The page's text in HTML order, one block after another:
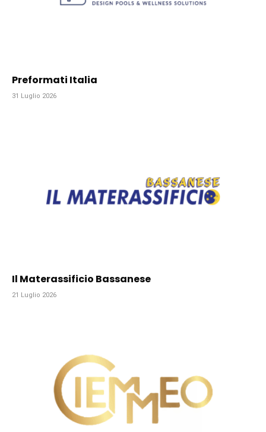
Preformati Italia
31 Luglio 2026
Il Materassificio Bassanese
21 Luglio 2026